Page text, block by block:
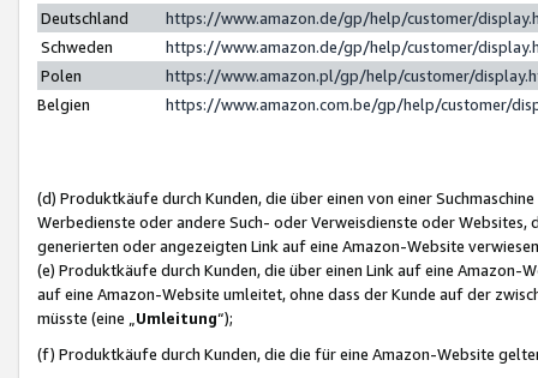
Deutschland
https://www.amazon.de/gp/help/customer/
Schweden
https://www.amazon.de/gp/help/customer/
Polen
https://www.amazon.pl/gp/help/customer/
Belgien
https://www.amazon.com.be/gp/help/customer/
(d) Produktkäufe durch Kunden, die über einen von einer
Werbedienste oder andere Such- oder Verweisdienste oder Websites,
generierten oder angezeigten Link auf eine Amazon-Website
(e) Produktkäufe durch Kunden, die über einen Link auf eine
auf eine Amazon-Website umleitet, ohne dass der Kunde auf der
müsste (eine „ Umleitung“);
(f) Produktkäufe durch Kunden, die die für eine Amazon-Website